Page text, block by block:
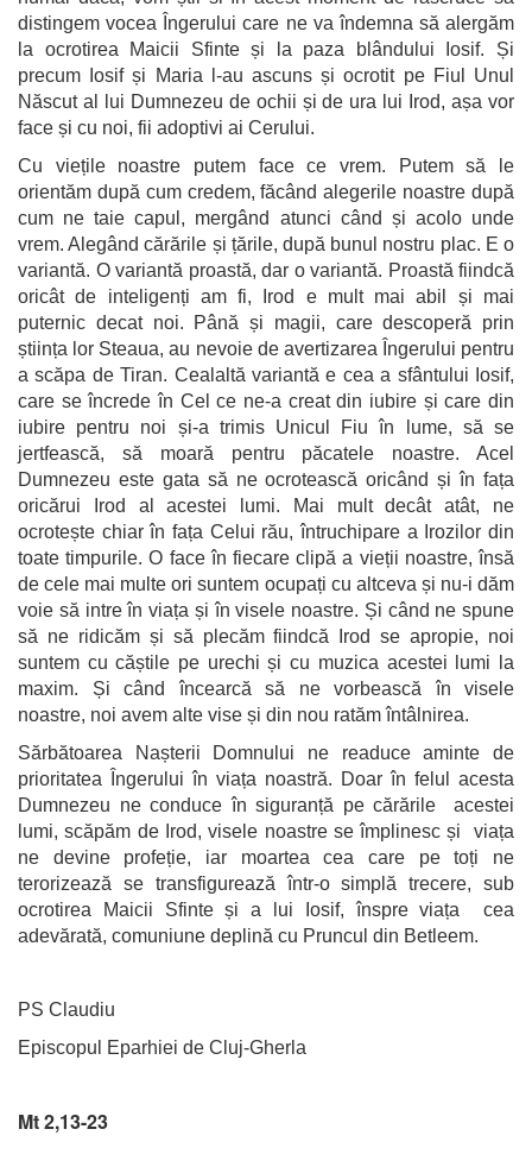
distingem vocea Îngerului care ne va îndemna să alergăm
la ocrotirea Maicii Sfinte și la paza blândului Iosif. Și
precum Iosif și Maria l-au ascuns și ocrotit pe Fiul Unul
Născut al lui Dumnezeu de ochii și de ura lui Irod, așa vor
face și cu noi, fii adoptivi ai Cerului.
Cu viețile noastre putem face ce vrem. Putem să le
orientăm după cum credem, făcând alegerile noastre după
cum ne taie capul, mergând atunci când și acolo unde
vrem. Alegând cărările și țările, după bunul nostru plac. E o
variantă. O variantă proastă, dar o variantă. Proastă fiindcă
oricât de inteligenți am fi, Irod e mult mai abil și mai
puternic decat noi. Până și magii, care descoperă prin
știința lor Steaua, au nevoie de avertizarea Îngerului pentru
a scăpa de Tiran. Cealaltă variantă e cea a sfântului Iosif,
care se încrede în Cel ce ne-a creat din iubire și care din
iubire pentru noi și-a trimis Unicul Fiu în lume, să se
jertfească, să moară pentru păcatele noastre. Acel
Dumnezeu este gata să ne ocrotească oricând și în fața
oricărui Irod al acestei lumi. Mai mult decât atât, ne
ocrotește chiar în fața Celui rău, întruchipare a Irozilor din
toate timpurile. O face în fiecare clipă a vieții noastre, însă
de cele mai multe ori suntem ocupați cu altceva și nu-i dăm
voie să intre în viața și în visele noastre. Și când ne spune
să ne ridicăm și să plecăm fiindcă Irod se apropie, noi
suntem cu căștile pe urechi și cu muzica acestei lumi la
maxim. Și când încearcă să ne vorbească în visele
noastre, noi avem alte vise și din nou ratăm întâlnirea.
Sărbătoarea Nașterii Domnului ne readuce aminte de
prioritatea Îngerului în viața noastră. Doar în felul acesta
Dumnezeu ne conduce în siguranță pe cărările acestei
lumi, scăpăm de Irod, visele noastre se împlinesc și viața
ne devine profeție, iar moartea cea care pe toți ne
terorizează se transfigurează într-o simplă trecere, sub
ocrotirea Maicii Sfinte și a lui Iosif, înspre viața cea
adevărată, comuniune deplină cu Pruncul din Betleem.
PS Claudiu
Episcopul Eparhiei de Cluj-Gherla
Mt 2,13-23